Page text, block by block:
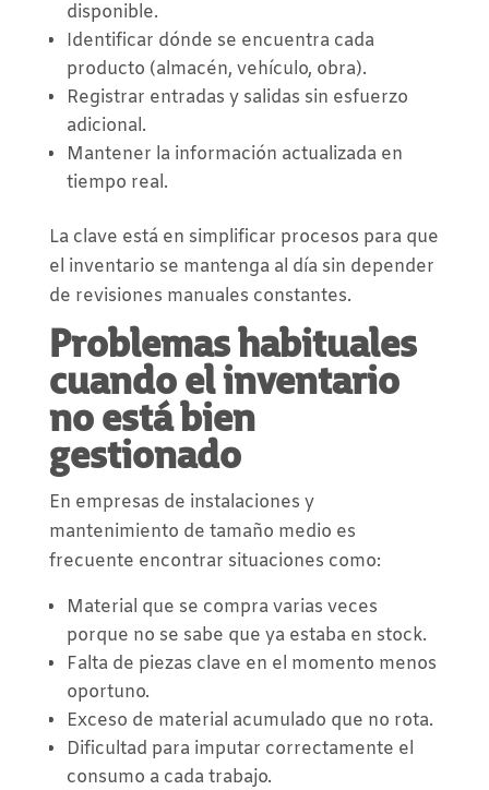
disponible.
Identificar dónde se encuentra cada
producto (almacén, vehículo, obra).
Registrar entradas y salidas sin esfuerzo
adicional.
Mantener la información actualizada en
tiempo real.
La clave está en simplificar procesos para que
el inventario se mantenga al día sin depender
de revisiones manuales constantes.
Problemas habituales
cuando el inventario
no está bien
gestionado
En empresas de instalaciones y
mantenimiento de tamaño medio es
frecuente encontrar situaciones como:
Material que se compra varias veces
porque no se sabe que ya estaba en stock.
Falta de piezas clave en el momento menos
oportuno.
Exceso de material acumulado que no rota.
Dificultad para imputar correctamente el
consumo a cada trabajo.